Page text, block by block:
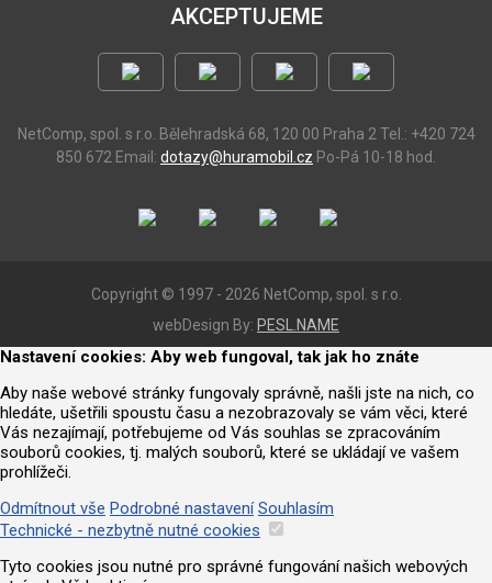
AKCEPTUJEME
NetComp, spol. s r.o. Bělehradská 68, 120 00 Praha 2 Tel.: +420 724
850 672 Email: dotazy@huramobil.cz Po-Pá 10-18 hod.
Copyright © 1997 - 2026 NetComp, spol. s r.o.
webDesign By: PESL.NAME
Nastavení cookies: Aby web fungoval, tak jak ho znáte
Aby naše webové stránky fungovaly správně, našli jste na nich, co
hledáte, ušetřili spoustu času a nezobrazovaly se vám věci, které
Vás nezajímají, potřebujeme od Vás souhlas se zpracováním
souborů cookies, tj. malých souborů, které se ukládají ve vašem
prohlížeči.
Odmítnout vše Podrobné nastavení Souhlasím
Technické - nezbytně nutné cookies
Tyto cookies jsou nutné pro správné fungování našich webových